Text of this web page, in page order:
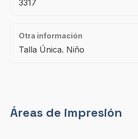
3317
Otra información
Talla Única. Niño
Áreas de impresión